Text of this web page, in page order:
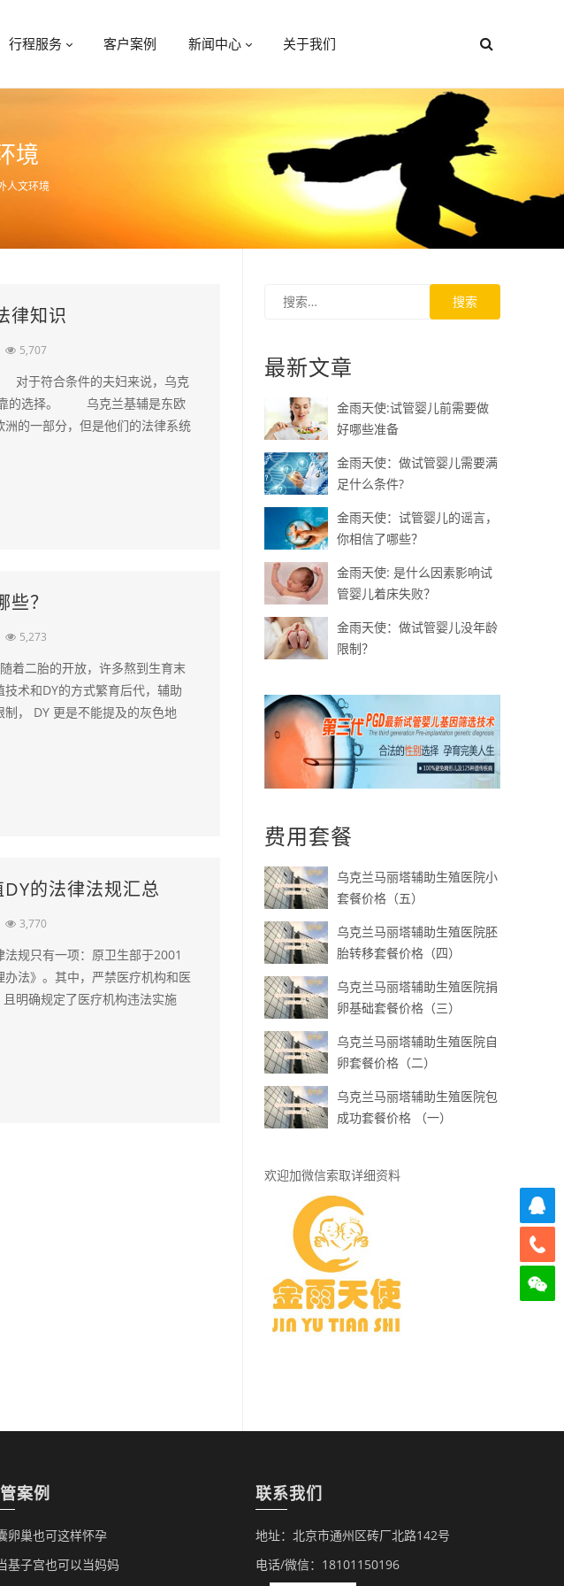
行程服务 客户案例 新闻中心 关于我们
境
人文环境
律知识
5,707
于符合条件的夫妇来说，乌克
靠的选择。 乌克兰基辅是东欧
的一部分，但是他们的法律系统
？
5,273
二胎的开放，许多熬到生育末
术和DY的方式繁育后代，辅助
， DY 更是不能提及的灰色地
的法律法规汇总
3,770
法规只有一项：原卫生部于2001
法》。其中，严禁医疗机构和医
明确规定了医疗机构违法实施
最新文章
金雨天使:试管婴儿前需要做
好哪些准备
金雨天使：做试管婴儿需要满
足什么条件?
金雨天使：试管婴儿的谣言，
你相信了哪些？
金雨天使: 是什么因素影响试
管婴儿着床失败？
金雨天使：做试管婴儿没年龄
限制？
费用套餐
乌克兰马丽塔辅助生殖医院小
套餐价格（五）
乌克兰马丽塔辅助生殖医院胚
胎转移套餐价格（四）
乌克兰马丽塔辅助生殖医院捐
卵基础套餐价格（三）
乌克兰马丽塔辅助生殖医院自
卵套餐价格（二）
乌克兰马丽塔辅助生殖医院包
成功套餐价格 （一）
欢迎加微信索取详细资料
案例
卵巢也可这样怀孕
基子宫也可以当妈妈
联系我们
地址：北京市通州区砖厂北路142号
电话/微信：18101150196